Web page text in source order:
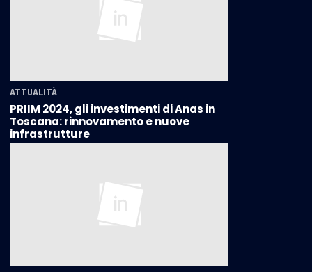
ATTUALITÀ
PRIIM 2024, gli investimenti di Anas in
Toscana: rinnovamento e nuove
infrastrutture